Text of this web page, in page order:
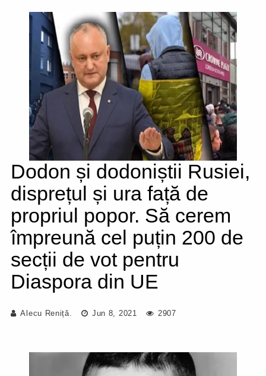
Dodon și dodoniștii Rusiei,
disprețul și ura față de
propriul popor. Să cerem
împreună cel puțin 200 de
secții de vot pentru
Diaspora din UE
Alecu Reniță. Jun 8, 2021 2907